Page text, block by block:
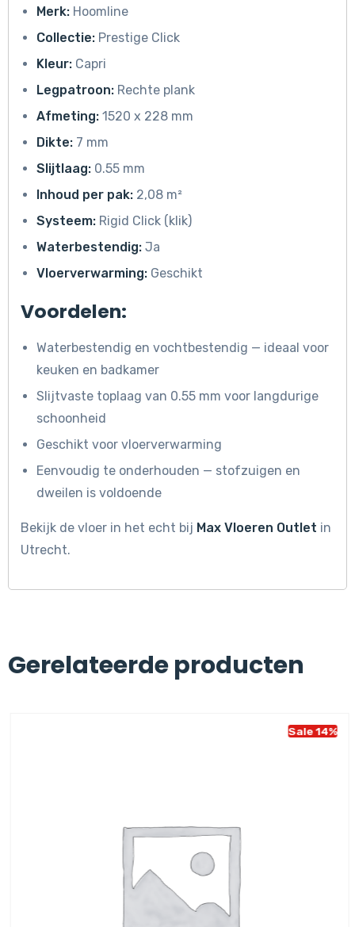
Merk: Hoomline
Collectie: Prestige Click
Kleur: Capri
Legpatroon: Rechte plank
Afmeting: 1520 x 228 mm
Dikte: 7 mm
Slijtlaag: 0.55 mm
Inhoud per pak: 2,08 m²
Systeem: Rigid Click (klik)
Waterbestendig: Ja
Vloerverwarming: Geschikt
Voordelen:
Waterbestendig en vochtbestendig — ideaal voor
keuken en badkamer
Slijtvaste toplaag van 0.55 mm voor langdurige
schoonheid
Geschikt voor vloerverwarming
Eenvoudig te onderhouden — stofzuigen en
dweilen is voldoende
Bekijk de vloer in het echt bij Max Vloeren Outlet in
Utrecht.
Gerelateerde producten
Sale 14%